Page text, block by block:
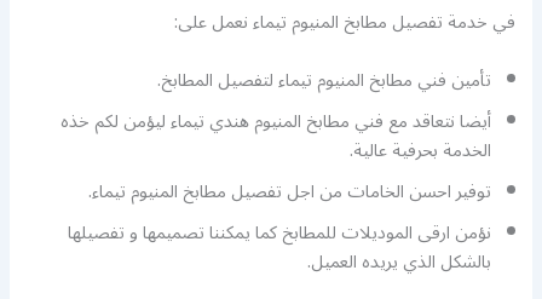
في خدمة تفصيل مطابخ المنيوم تيماء نعمل على:
تأمين فني مطابخ المنيوم تيماء لتفصيل المطابخ.
أيضا نتعاقد مع فني مطابخ المنيوم هندي تيماء ليؤمن لكم خذه
الخدمة بحرفية عالية.
توفير احسن الخامات من اجل تفصيل مطابخ المنيوم تيماء.
نؤمن ارقى الموديلات للمطابخ كما يمكننا تصميمها و تفصيلها
بالشكل الذي يريده العميل.